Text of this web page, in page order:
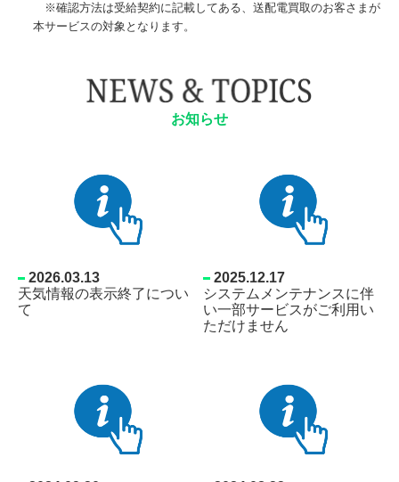
※確認方法は受給契約に記載してある、送配電買取のお客さまが
本サービスの対象となります。
お知らせ
2026.03.13
天気情報の表示終了につい
て
2025.12.17
システムメンテナンスに伴
い一部サービスがご利用い
ただけません